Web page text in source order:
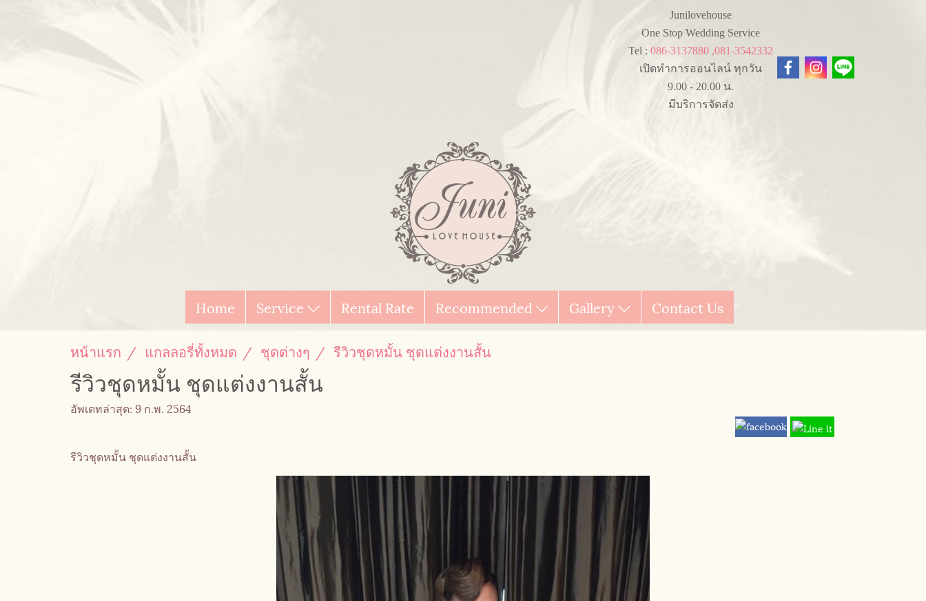
Junilovehouse
One Stop Wedding Service
Tel : 086-3137880 ,081-3542332
เปิดทำการออนไลน์ ทุกวัน
9.00 - 20.00 น.
มีบริการจัดส่ง
Home Service Rental Rate Recommended Gallery Contact Us
หน้าแรก แกลลอรี่ทั้งหมด ชุดต่างๆ รีวิวชุดหมั้น ชุดแต่งงานสั้น
รีวิวชุดหมั้น ชุดแต่งงานสั้น
อัพเดทล่าสุด: 9 ก.พ. 2564
รีวิวชุดหมั้น ชุดแต่งงานสั้น